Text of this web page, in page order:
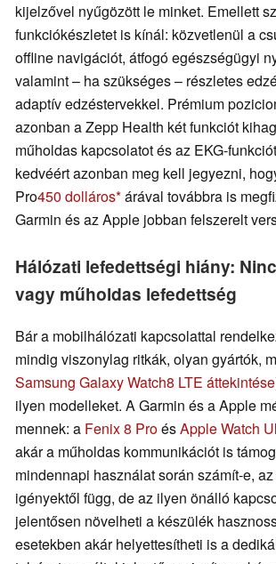
kijelzővel nyűgözött le minket. Emellett
funkciókészletet is kínál: közvetlenül a
offline navigációt, átfogó egészségügyi
valamint – ha szükséges – részletes
adaptív edzéstervekkel. Prémium
azonban a Zepp Health két funkciót
műholdas kapcsolatot és az EKG-
kedvéért azonban meg kell jegyezni,
Pro450 dolláros árával továbbra is
Garmin és az Apple jobban felszerelt
Hálózati lefedettségi hiány:
vagy műholdas lefedettség
Bár a mobilhálózati kapcsolattal
mindig viszonylag ritkák, olyan gyártók,
Samsung Galaxy Watch8 LTE áttekintése
ilyen modelleket. A Garmin és a Apple
mennek: a Fenix 8 ProésApple Watch
akár a műholdas kommunikációt is
mindennapi használat során számít-e,
igényektől függ, de az ilyen önálló
jelentősen növelheti a készülék
esetekben akár helyettesítheti is a